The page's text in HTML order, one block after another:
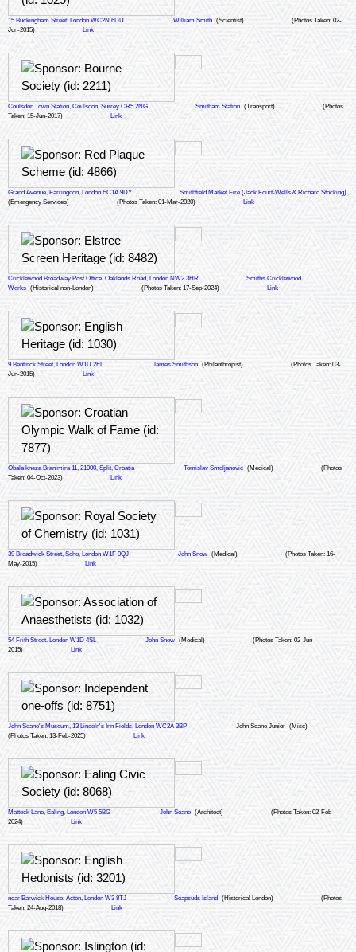
15 Buckingham Street, London WC2N 6DU William Smith (Scientist)
(Photos Taken: 02-
Jun-2015)
Link
Coulsdon Town Station, Coulsdon, Surrey CR5 2NG Smitham Station (Transport)
(Photos
Taken: 15-Jun-2017)
Link
Grand Avenue, Farringdon, London EC1A 9DY
Smithfield Market Fire (Jack Fourt-Wells & Richard Stocking)
(Emergency Services)
(Photos Taken: 01-Mar-2020) Link
Cricklewood Broadway Post Office, Oaklands Road, London NW2 3HR
Smiths Cricklewood
Works (Historical non-London) (Photos Taken: 17-Sep-2024) Link
9 Bentinck Street, London W1U 2EL James Smithson (Philanthropist)
(Photos Taken: 03-
Jun-2015)
Link
Obala kneza Branimira 11, 21000, Split, Croatia Tomislav Smoljanovic (Medical)
(Photos
Taken: 04-Oct-2023)
Link
39 Broadwick Street, Soho, London W1F 9QJ John Snow (Medical)
(Photos Taken: 16-
May-2015)
Link
54 Frith Street. London W1D 4SL John Snow (Medical)
(Photos Taken: 02-Jun-
2015)
Link
John Soane's Museum, 13 Lincoln's Inn Fields, London WC2A 3BP John Soane Junior (Misc)
(Photos Taken: 13-Feb-2025)
Link
Mattock Lane, Ealing, London W5 5BG John Soane (Architect)
(Photos Taken: 02-Feb-
2024)
Link
near Barwick House, Acton, London W3 8TJ Soapsuds Island (Historical London)
(Photos
Taken: 24-Aug-2018)
Link